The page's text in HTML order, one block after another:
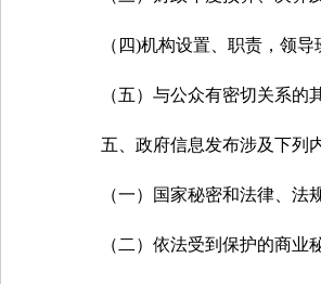
（四)机构设置、职责，领导
（五）与公众有密切关系的其
五、政府信息发布涉及下列
（一）国家秘密和法律、法
（二）依法受到保护的商业秘